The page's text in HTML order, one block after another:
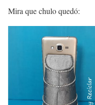
Mira que chulo quedó: